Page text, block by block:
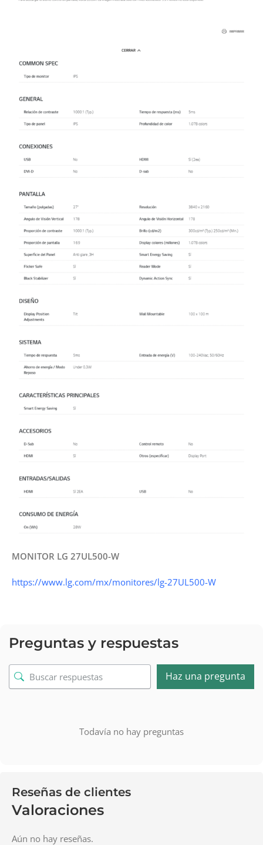
MONITOR LG 27UL500-W
https://www.lg.com/mx/monitores/lg-27UL500-W
Preguntas y respuestas
Haz una pregunta
Todavía no hay preguntas
Reseñas de clientes
Valoraciones
Aún no hay reseñas.